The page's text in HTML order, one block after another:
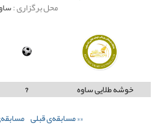
محل برگزاری :
خوشه طلایی ساوه ?
«« مسابقه‌ی قبلی